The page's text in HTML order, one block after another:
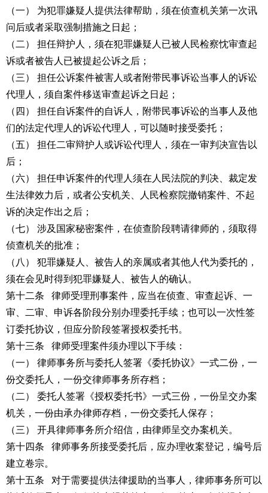
（一） 为犯罪嫌疑人提供法律帮助，须在侦查机关第一次讯
问后或者采取强制措施之日起；
（二） 担任辩护人，须在犯罪嫌疑人已被人民检察忱审查起
诉或者被告人已被提起公诉之后；
（三） 担任公诉案件被害人或者附带民事诉讼当事人的诉讼
代理人，须自案件移送审查起诉之日起；
（四） 担任自诉案件的自诉人，附带民事诉讼的当事人及他
们的法定代理人的诉讼代理人，可以随时接受委托；
（五） 担任二审辩护人或诉讼代理人，须在一审判决宣告以
后；
（六） 担任申诉案件的代理人须在人民法院的判决、裁定发
生法律效力后，或者公安机关、人民检察院撤销案件、不起
诉的决定作出之后；
（七） 涉及国家秘密案件，在侦查阶段聘请律师的，须取得
侦查机关的批准；
（八） 犯罪嫌疑人、被告人的亲属或者其他人代为委托的，
须在会见时得到犯罪嫌疑人、被告人的确认。
第十二条 律师受理刑事案件，应当在侦查、审查起诉、一
审、二审、申诉各阶段分别办理委托手续；也可以一次性签
订委托协议，但应分阶段签署授权委托书。
第十三条 律师受理案件须办理以下手续：
（一） 律师事务所与委托人签署《委托协议》一式二份，一
份交委托人，一份交律师事务所存档；
（二） 委托人签署《授权委托书》一式三份，一份呈交办案
机关，一份由承办律师存档，一份交委托人保存；
（三） 开具律师事务所介绍信，由律师呈交办案机关。
第十四条 律师事务所接受委托后，应办理收案登记，编号后
建立卷宗。
第十五条 对于需要提供法律援助的当事人，律师事务所可以